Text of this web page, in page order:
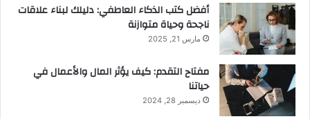
أفضل كتب الذكاء العاطفي: دليلك لبناء علاقات
ناجحة وحياة متوازنة
مارس 21, 2025
مفتاح التقدم: كيف يؤثر المال والأعمال في
حياتنا
ديسمبر 28, 2024